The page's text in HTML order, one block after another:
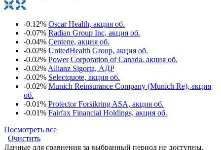
-0.12% Oscar Health, акция об.
-0.07% Radian Group Inc, акция об.
-0.04% Centene, акция об.
-0.02% UnitedHealth Group, акция об.
-0.02% Power Corporation of Canada, акция об.
-0.02% Allianz Sigorta, АДР
-0.02% Selectquote, акция об.
-0.02% Munich Reinsurance Company (Munich Re), акция
об.
-0.01% Protector Forsikring ASA, акция об.
-0.01% Fairfax Financial Holdings, акция об.
Посмотреть все
Очистить
Данные для сравнения за выбранный период не доступны.